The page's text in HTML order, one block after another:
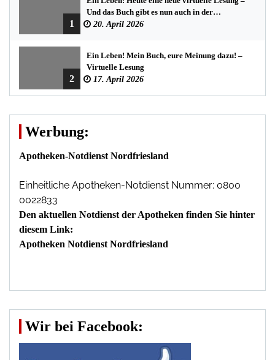
1
Und das Buch gibt es nun auch in der
Bredstedter Stadtbuchhandlung
20. April 2026
2
Ein Leben! Mein Buch, eure Meinung dazu! –
Virtuelle Lesung
17. April 2026
Werbung:
Apotheken-Notdienst Nordfriesland
Einheitliche Apotheken-Notdienst Nummer: 0800
0022833
Den aktuellen Notdienst der Apotheken finden Sie hinter
diesem Link:
Apotheken Notdienst Nordfriesland
Wir bei Facebook: